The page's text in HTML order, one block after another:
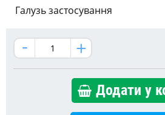
Галузь застосування
Додати у